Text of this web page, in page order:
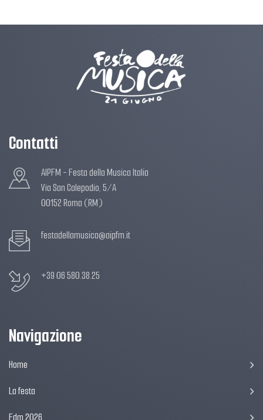
Contatti
AIPFM - Festa della Musica Italia
Via San Calepodio, 5/A
00152 Roma (RM)
festadellamusica@aipfm.it
+39 06 580.38.25
Navigazione
Home
La festa
Fdm 2026